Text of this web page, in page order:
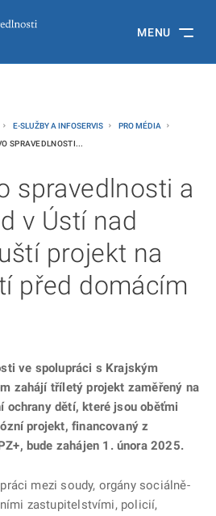
MENU
E-SLUŽBY A INFOSERVIS
PRO MÉDIA
SPRAVEDLNOSTI...
spravedlnosti a
v Ústí nad
projekt na
před domácím
ve spolupráci s Krajským
zahájí tříletý projekt zaměřený na
ochrany dětí, které jsou oběťmi
projekt, financovaný z
bude zahájen 1. února 2025.
mezi soudy, orgány sociálně-
zastupitelstvími, policií,